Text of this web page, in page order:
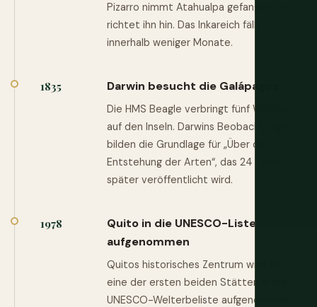
Pizarro nimmt Atahualpa gefangen und
richtet ihn hin. Das Inkareich fällt
innerhalb weniger Monate.
1835 Darwin besucht die Galápagos
Die HMS Beagle verbringt fünf Wochen
auf den Inseln. Darwins Beobachtungen
bilden die Grundlage für „Über die
Entstehung der Arten“, das 24 Jahre
später veröffentlicht wird.
1978
Quito in die UNESCO-Liste
aufgenommen
Quitos historisches Zentrum wird als
eine der ersten beiden Stätten in die
UNESCO-Welterbeliste aufgenommen.